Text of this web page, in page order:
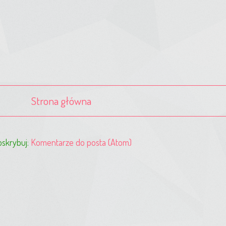
Strona główna
Komentarze do posta (Atom)